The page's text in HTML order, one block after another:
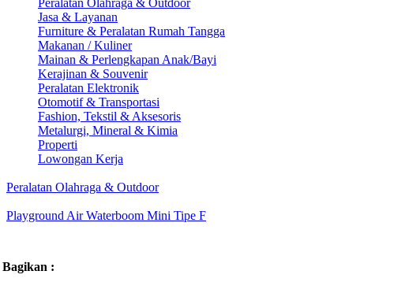
Jasa & Layanan
Furniture & Peralatan Rumah Tangga
Makanan / Kuliner
Mainan & Perlengkapan Anak/Bayi
Kerajinan & Souvenir
Peralatan Elektronik
Otomotif & Transportasi
Fashion, Tekstil & Aksesoris
Metalurgi, Mineral & Kimia
Properti
Lowongan Kerja
Peralatan Olahraga & Outdoor
Playground Air Waterboom Mini Tipe F
Bagikan :